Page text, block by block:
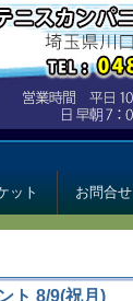
ット お問合せ
ト 8/9(祝月)